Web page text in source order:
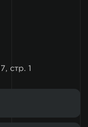
стр. 1